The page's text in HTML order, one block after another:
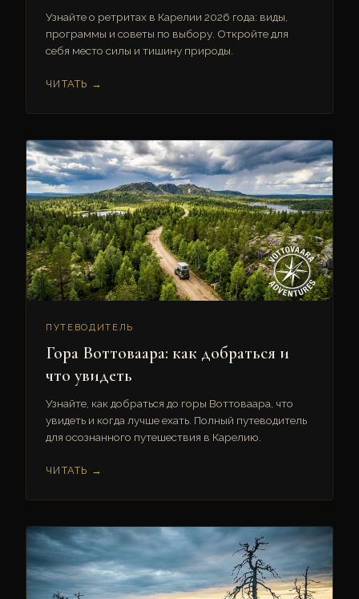
Узнайте о ретритах в Карелии 2026 года: виды,
программы и советы по выбору. Откройте для
себя место силы и тишину природы.
ЧИТАТЬ →
ПУТЕВОДИТЕЛЬ
Гора Воттоваара: как добраться и
что увидеть
Узнайте, как добраться до горы Воттоваара, что
увидеть и когда лучше ехать. Полный путеводитель
для осознанного путешествия в Карелию.
ЧИТАТЬ →